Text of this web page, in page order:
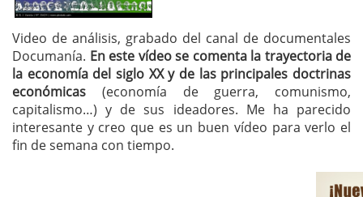
Video de análisis, grabado del canal de documentales
Documanía. En este vídeo se comenta la trayectoria de
la economía del siglo XX y de las principales doctrinas
económicas (economía de guerra, comunismo,
capitalismo…) y de sus ideadores. Me ha parecido
interesante y creo que es un buen vídeo para verlo el
fin de semana con tiempo.